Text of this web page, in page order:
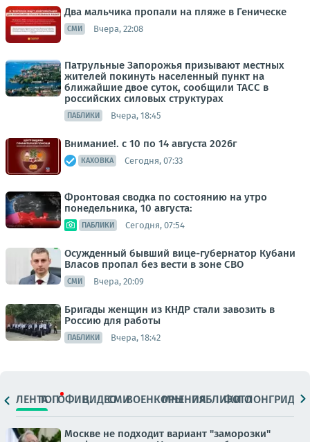
Два мальчика пропали на пляже в Геническе
СМИ Вчера, 22:08
Патрульные Запорожья призывают местных
жителей покинуть населенный пункт на
ближайшие двое суток, сообщили ТАСС в
российских силовых структурах
ПАБЛИКИ Вчера, 18:45
Внимание!. с 10 по 14 августа 2026г
КАХОВКА Сегодня, 07:33
Фронтовая сводка по состоянию на утро
понедельника, 10 августа:
ПАБЛИКИ Сегодня, 07:54
Осужденный бывший вице-губернатор Кубани
Власов пропал без вести в зоне СВО
СМИ Вчера, 20:09
Бригады женщин из КНДР стали завозить в
Россию для работы
ПАБЛИКИ Вчера, 18:42
ЛЕНТАТОПОФИЦ.ВИДЕОСМИВОЕНКОРЫМНЕНИЯПАБЛИКИ
ФОТОЛОНГРИДЫ
Москве не подходит вариант "заморозки"